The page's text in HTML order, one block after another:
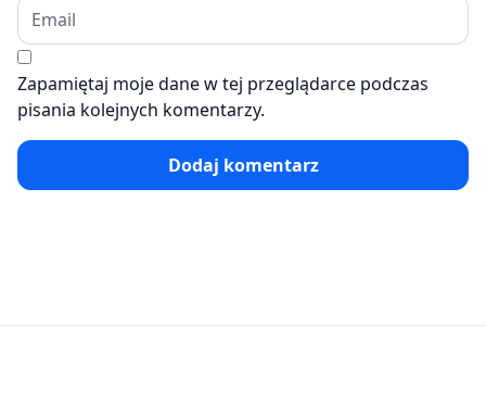
Zapamiętaj moje dane w tej przeglądarce podczas
pisania kolejnych komentarzy.
Dodaj komentarz